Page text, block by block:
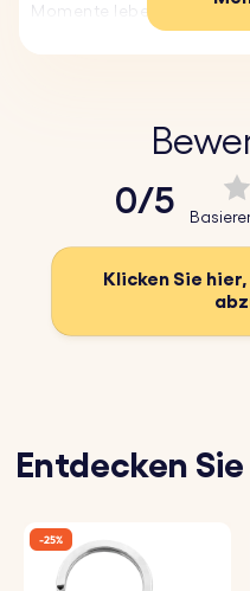
Momente lebendig.
dir, die Koordinaten eines
dich oder einen geliebten
haben, mit einem
mit eingravierten
Schlüsselanhänger; es ist
Erinnerungen und
0/5
Klicken Sie
Entdecken
-25%